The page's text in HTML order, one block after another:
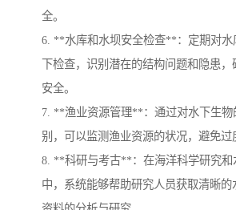
全。
6. **水库和水坝安全检查**：定期对水
下检查，识别潜在的结构问题和隐患
安全。
7. **渔业资源管理**：通过对水下生物
别，可以监测渔业资源的状况，避免过
8. **科研与考古**：在海洋科学研究和
中，系统能够帮助研究人员获取清晰的